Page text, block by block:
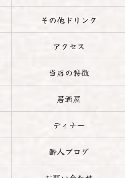
その他ドリンク
アクセス
当店の特徴
居酒屋
ディナー
酔人ブログ